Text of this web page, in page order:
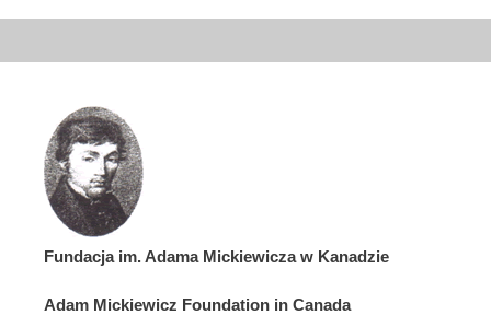
Fundacja im. Adama Mickiewicza w Kanadzie
Adam Mickiewicz Foundation in Canada